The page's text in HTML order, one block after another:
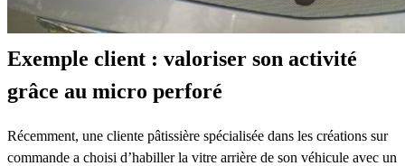
Exemple client : valoriser son activité
grâce au micro perforé
Récemment, une cliente pâtissière spécialisée dans les créations sur
commande a choisi d’habiller la vitre arrière de son véhicule avec un